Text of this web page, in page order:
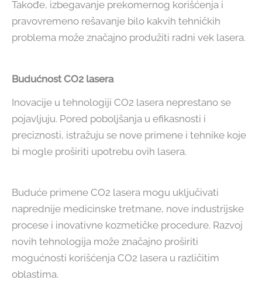
Takođe, izbegavanje prekomernog korišćenja i
pravovremeno rešavanje bilo kakvih tehničkih
problema može značajno produžiti radni vek lasera.
Budućnost CO2 lasera
Inovacije u tehnologiji CO2 lasera neprestano se
pojavljuju. Pored poboljšanja u efikasnosti i
preciznosti, istražuju se nove primene i tehnike koje
bi mogle proširiti upotrebu ovih lasera.
Buduće primene CO2 lasera mogu uključivati
naprednije medicinske tretmane, nove industrijske
procese i inovativne kozmetičke procedure. Razvoj
novih tehnologija može značajno proširiti
mogućnosti korišćenja CO2 lasera u različitim
oblastima.